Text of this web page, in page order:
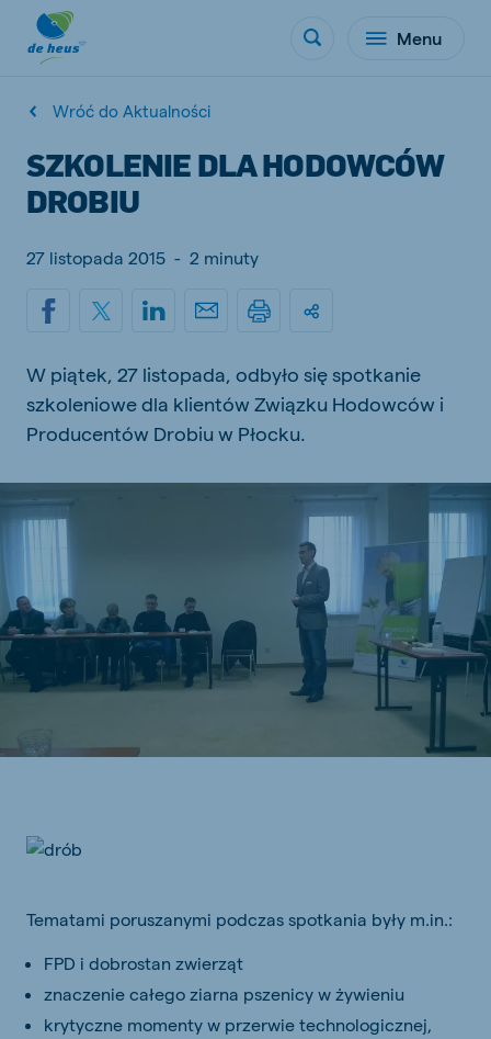
Menu
Wróć do Aktualności
SZKOLENIE DLA HODOWCÓW
DROBIU
27 listopada 2015 - 2 minuty
W piątek, 27 listopada, odbyło się spotkanie
szkoleniowe dla klientów Związku Hodowców i
Producentów Drobiu w Płocku.
Tematami poruszanymi podczas spotkania były m.in.:
FPD i dobrostan zwierząt
znaczenie całego ziarna pszenicy w żywieniu
krytyczne momenty w przerwie technologicznej,